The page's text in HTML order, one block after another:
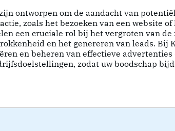
ontworpen om de aandacht van
zoals het bezoeken van een website
een cruciale rol bij het vergroten van
en het genereren van leads. Bij
en beheren van effectieve
zodat uw boodschap